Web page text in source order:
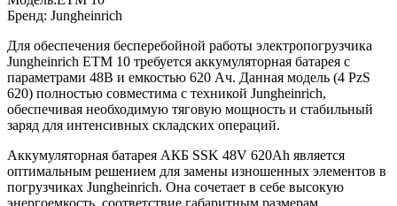
Бренд: Jungheinrich
Для обеспечения бесперебойной работы электропогрузчика
Jungheinrich ETM 10 требуется аккумуляторная батарея с
параметрами 48В и емкостью 620 Ач. Данная модель (4 PzS
620) полностью совместима с техникой Jungheinrich,
обеспечивая необходимую тяговую мощность и стабильный
заряд для интенсивных складских операций.
Аккумуляторная батарея АКБ SSK 48V 620Ah является
оптимальным решением для замены изношенных элементов в
погрузчиках Jungheinrich. Она сочетает в себе высокую